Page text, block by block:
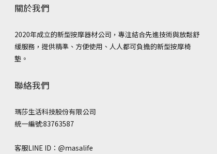
關於我們
2020年成立的新型按摩器材公司，專注結合先進技術與放鬆舒
緩服務，提供精準、方便使用、人人都可負擔的新型按摩椅
墊。
聯絡我們
瑪莎生活科技股份有限公司
統一編號:83763587
客服LINE ID：@masalife